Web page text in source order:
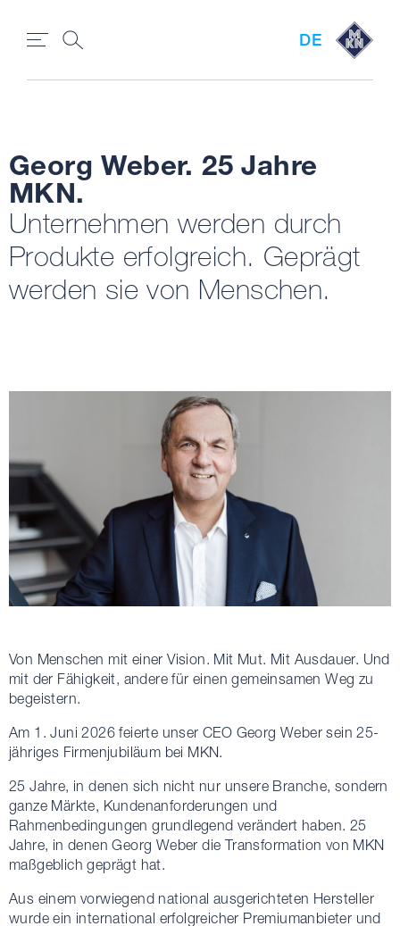
DE
Georg Weber. 25 Jahre
MKN.
Unternehmen werden durch
Produkte erfolgreich. Geprägt
werden sie von Menschen.
Von Menschen mit einer Vision. Mit Mut. Mit Ausdauer. Und
mit der Fähigkeit, andere für einen gemeinsamen Weg zu
begeistern.
Am 1. Juni 2026 feierte unser CEO Georg Weber sein 25-
jähriges Firmenjubiläum bei MKN.
25 Jahre, in denen sich nicht nur unsere Branche, sondern
ganze Märkte, Kundenanforderungen und
Rahmenbedingungen grundlegend verändert haben. 25
Jahre, in denen Georg Weber die Transformation von MKN
maßgeblich geprägt hat.
Aus einem vorwiegend national ausgerichteten Hersteller
wurde ein international erfolgreicher Premiumanbieter und